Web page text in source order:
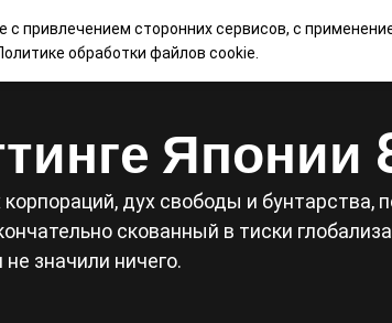
БЛОГ НОВОСТИ
дух свободы и бунтарства,
скованный в тиски
значили ничего.
с привлечением сторонних сервисов, с
обработки файлов cookie.